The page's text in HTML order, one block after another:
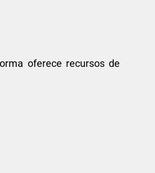
oferece recursos de